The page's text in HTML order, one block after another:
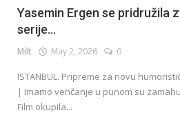
Yasemin Ergen se pridružila
serije...
Milt May 2, 2026 0
ISTANBUL. Pripreme za novu
| Imamo venčanje u punom su
Film okupila...